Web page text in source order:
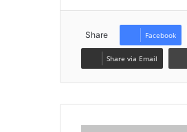
Share Facebook
Share via Email